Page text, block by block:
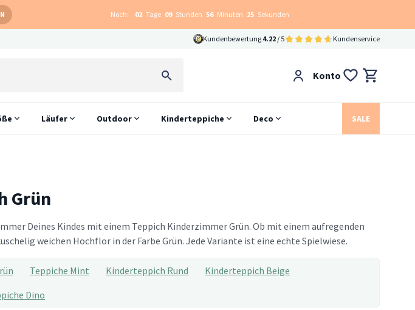
Noch: 02 Tage 09 Stunden 56 Minuten 25 Sekunden
Kundenbewertung 4.22 / 5 Kundenservice
Konto
Läufer Outdoor Kinderteppiche Deco SALE
Grün
Deines Kindes mit einem Teppich Kinderzimmer Grün. Ob mit einem aufregenden
weichen Hochflor in der Farbe Grün. Jede Variante ist eine echte Spielwiese.
Teppiche Mint Kinderteppich Rund
Kinderteppich Beige
Dino